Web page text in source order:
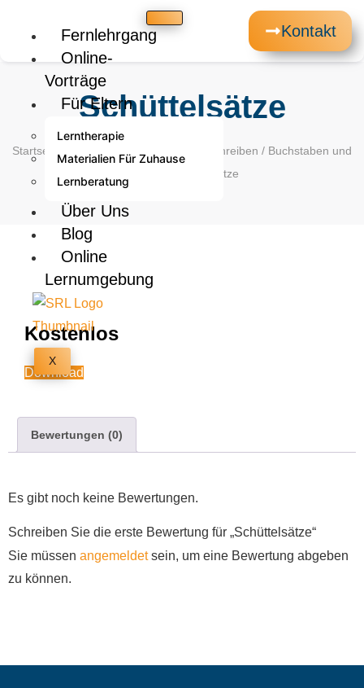
Fernlehrgang
Online-
Vorträge
Für Eltern
Lerntherapie
Materialien Für Zuhause
Lernberatung
Über Uns
Blog
Online
Lernumgebung
X
Kontakt
Schüttelsätze
Startseite Lesen und Schreiben / Buchstaben und
/ Schüttelsätze
Kostenlos
Download
Bewertungen (0)
Es gibt noch keine Bewertungen.
Schreiben Sie die erste Bewertung für „Schüttelsätze“
Sie müssen angemeldetsein, um eine Bewertung abgeben
zu können.